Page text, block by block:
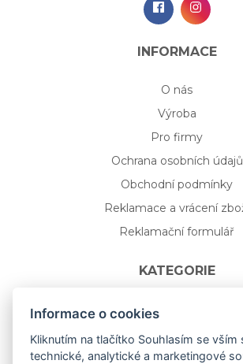
INFORMACE
O nás
Výroba
Pro firmy
Ochrana osobních údajů
Obchodní podmínky
Reklamace a vrácení
Reklamační formulář
KATEGORIE
Nápojové sklo
Bydlení
Dárkový poukaz na míru
Informace o cookies
Kliknutím na tlačítko Souhlasím se vším
technické, analytické a marketingové